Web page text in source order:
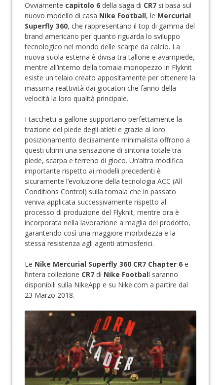
Ovviamente capitolo 6 della saga di CR7 si basa sul
nuovo modello di casa Nike Football, le Mercurial
Superfly 360, che rappresentano il top di gamma del
brand americano per quanto riguarda lo sviluppo
tecnologico nel mondo delle scarpe da calcio. La
nuova suola esterna è divisa tra tallone e avampiede,
mentre all’interno della tomaia monopezzo in Flyknit
esiste un telaio creato appositamente per ottenere la
massima reattività dai giocatori che fanno della
velocità la loro qualità principale.
I tacchetti a gallone supportano perfettamente la
trazione del piede degli atleti e grazie al loro
posizionamento decisamente minimalista offrono a
questi ultimi una sensazione di sintonia totale tra
piede, scarpa e terreno di gioco. Un’altra modifica
importante rispetto ai modelli precedenti è
sicuramente l’evoluzione della tecnologia ACC (All
Conditions Control) sulla tomaia che in passato
veniva applicata successivamente rispetto al
processo di produzione del Flyknit, mentre ora è
incorporata nella lavorazione a maglia del prodotto,
garantendo così una maggiore morbidezza e la
stessa resistenza agli agenti atmosferici.
Le Nike Mercurial Superfly 360 CR7 Chapter 6 e
l’intera collezione CR7 di Nike Football saranno
disponibili sulla NikeApp e su Nike.com a partire dal
23 Marzo 2018.